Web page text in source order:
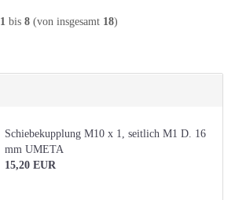
1 bis 8 (von insgesamt 18)
Schiebekupplung M10 x 1, seitlich M1 D. 16
mm UMETA
15,20 EUR